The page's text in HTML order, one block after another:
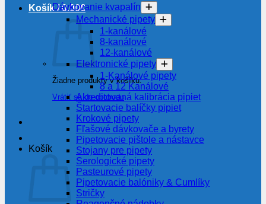
Košík /0.00€
Žiadne produkty v košíku.
Vrátiť sa do obchodu
Košík
Dávkovanie kvapalín
Mechanické pipety
1-kanálové
8-kanálové
12-kanálové
Elektronické pipety
1-Kanálové pipety
8 a 12 Kanálové
Akreditovaná kalibrácia pipiet
Štartovacie balíčky pipiet
Krokové pipety
Fľašové dávkovače a byrety
Pipetovacie pištole a nástavce
Stojany pre pipety
Serologické pipety
Pasteurové pipety
Pipetovacie balóniky & Cumlíky
Stričky